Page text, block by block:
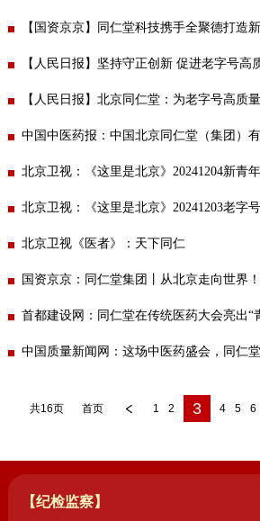
动！
【国资京京】同仁堂科技携手全聚德打造
【人民日报】坚持守正创新 促进老字号高
【人民日报】北京同仁堂：为老字号高质
强大的红色动能
中国中医药报：中国北京同仁堂（集团）
司副总经理顾海鸥：整合中药企业力量“抱
北京卫视：《这里是北京》20241204新青年
北京卫视：《这里是北京》20241203老字号
北京卫视《医者》：天下同仁
国资京京：同仁堂集团丨从北京走向世界
求的地方就有同仁堂
首都建设网：同仁堂在传统医药大会亮出“
中国质量新闻网：这场中医药盛会，同仁
共16页 首页 1 2 3 4 5 6
【纪检监察】